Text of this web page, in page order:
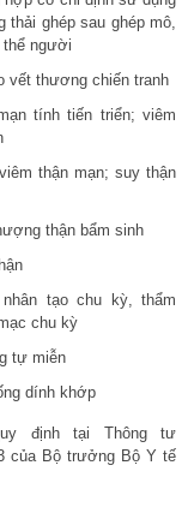
thải ghép sau ghép mô,
thể người
vết thương chiến tranh
tính tiến triển; viêm
thận mạn; suy thận
thận bẩm sinh
tạo chu kỳ, thẩm
chu kỳ
tự miễn
dính khớp
định tại Thông tư
của Bộ trưởng Bộ Y tế